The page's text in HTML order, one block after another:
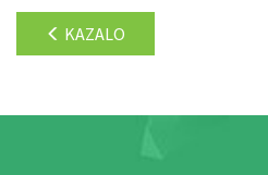
KAZALO